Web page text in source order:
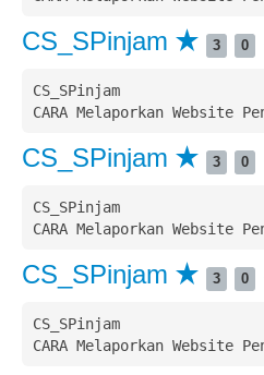
CS_SPinjam 3 0
CS_SPinjam
CS_SPinjam 3 0
CS_SPinjam
CS_SPinjam 3 0
CS_SPinjam